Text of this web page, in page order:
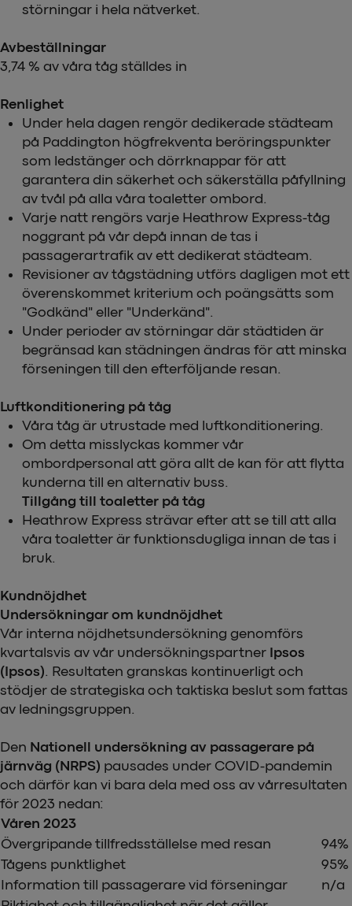
störningar i hela nätverket.
Avbeställningar
3,74 % av våra tåg ställdes in
Renlighet
Under hela dagen rengör dedikerade städteam
på Paddington högfrekventa beröringspunkter
som ledstänger och dörrknappar för att
garantera din säkerhet och säkerställa påfyllning
av tvål på alla våra toaletter ombord.
Varje natt rengörs varje Heathrow Express-tåg
noggrant på vår depå innan de tas i
passagerartrafik av ett dedikerat städteam.
Revisioner av tågstädning utförs dagligen mot ett
överenskommet kriterium och poängsätts som
"Godkänd" eller "Underkänd".
Under perioder av störningar där städtiden är
begränsad kan städningen ändras för att minska
förseningen till den efterföljande resan.
Luftkonditionering på tåg
Våra tåg är utrustade med luftkonditionering.
Om detta misslyckas kommer vår
ombordpersonal att göra allt de kan för att flytta
kunderna till en alternativ buss.
Tillgång till toaletter på tåg
Heathrow Express strävar efter att se till att alla
våra toaletter är funktionsdugliga innan de tas i
bruk.
Kundnöjdhet
Undersökningar om kundnöjdhet
Vår interna nöjdhetsundersökning genomförs
kvartalsvis av vår undersökningspartner Ipsos
(Ipsos). Resultaten granskas kontinuerligt och
stödjer de strategiska och taktiska beslut som fattas
av ledningsgruppen.
Den Nationell undersökning av passagerare på
järnväg (NRPS) pausades under COVID-pandemin
och därför kan vi bara dela med oss av vårresultaten
för 2023 nedan:
Våren 2023
Övergripande tillfredsställelse med resan
94%
Tågens punktlighet
95%
Information till passagerare vid förseningar
n/a